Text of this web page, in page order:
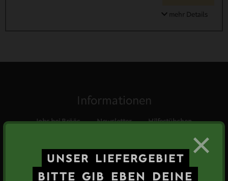
UNSER LIEFERGEBIET
BITTE GIB EBEN
DEINE
×
mehr Details
Informationen
Jobs bei Bröös Newsletter
Hilfestübchen